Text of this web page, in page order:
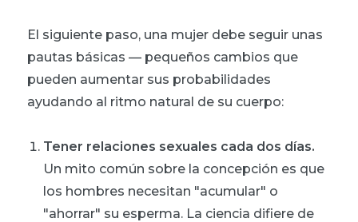
El siguiente paso, una mujer debe seguir unas
pautas básicas — pequeños cambios que
pueden aumentar sus probabilidades
ayudando al ritmo natural de su cuerpo:
Tener relaciones sexuales cada dos días.
Un mito común sobre la concepción es que
los hombres necesitan "acumular" o
"ahorrar" su esperma. La ciencia difiere de